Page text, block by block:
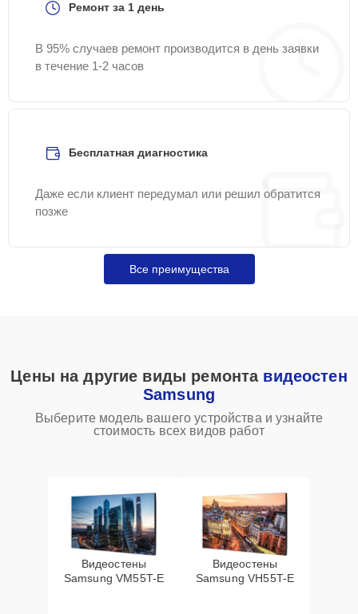
Ремонт за 1 день
В 95% случаев ремонт производится в день заявки
в течение 1-2 часов
Бесплатная диагностика
Даже если клиент передумал или решил обратится
позже
Все преимущества
Цены на другие виды ремонта видеостен
Samsung
Выберите модель вашего устройства и узнайте
стоимость всех видов работ
Видеостены
Samsung VM55T-E
Видеостены
Samsung VH55T-E